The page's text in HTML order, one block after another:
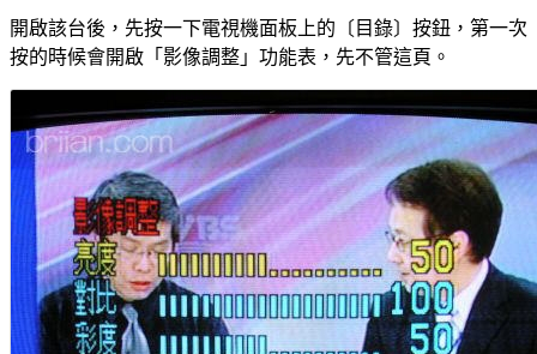
開啟該台後，先按一下電視機面板上的〔目錄〕按鈕，第一次
按的時候會開啟「影像調整」功能表，先不管這頁。